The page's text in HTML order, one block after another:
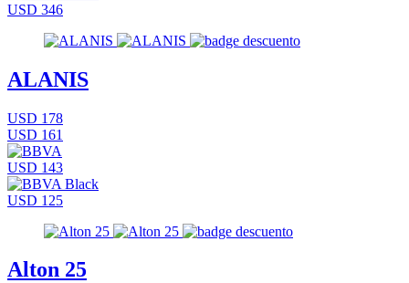
USD 346
ALANIS
USD 178
USD 161
USD 143
USD 125
Alton 25